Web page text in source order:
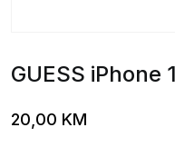
GUESS iPhone
20,00 KM